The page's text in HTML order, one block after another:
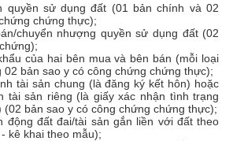
quyền sử dụng đất (01 bản chính và 02
chứng thực);
chuyển nhượng quyền sử dụng đất (02
của hai bên mua và bên bán (mỗi loại
bản sao y có công chứng chứng thực);
tài sản chung (là đăng ký kết hôn) hoặc
tài sản riêng (là giấy xác nhận tình trạng
(02 bản sao y có công chứng chứng thực);
động đất đai/tài sản gắn liền với đất theo
kê khai theo mẫu);